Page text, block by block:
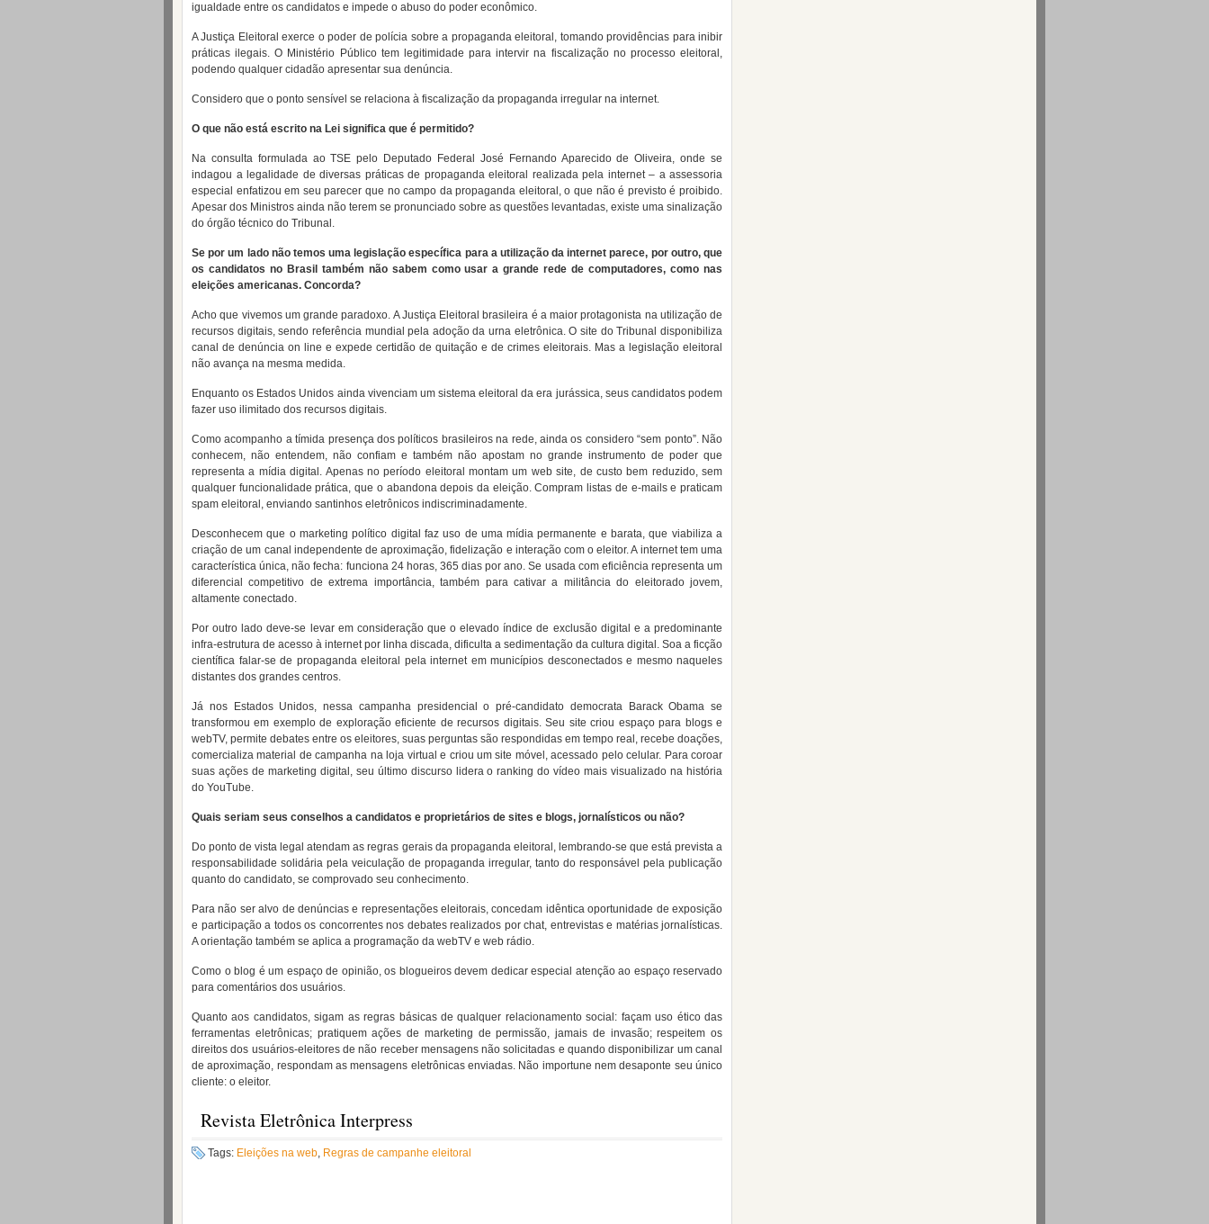
igualdade entre os candidatos e impede o abuso do poder econômico.
A Justiça Eleitoral exerce o poder de polícia sobre a propaganda eleitoral, tomando providências para inibir
práticas ilegais. O Ministério Público tem legitimidade para intervir na fiscalização no processo eleitoral,
podendo qualquer cidadão apresentar sua denúncia.
Considero que o ponto sensível se relaciona à fiscalização da propaganda irregular na internet.
O que não está escrito na Lei significa que é permitido?
Na consulta formulada ao TSE pelo Deputado Federal José Fernando Aparecido de Oliveira, onde se
indagou a legalidade de diversas práticas de propaganda eleitoral realizada pela internet – a assessoria
especial enfatizou em seu parecer que no campo da propaganda eleitoral, o que não é previsto é proibido.
Apesar dos Ministros ainda não terem se pronunciado sobre as questões levantadas, existe uma sinalização
do órgão técnico do Tribunal.
Se por um lado não temos uma legislação específica para a utilização da internet parece, por outro, que
os candidatos no Brasil também não sabem como usar a grande rede de computadores, como nas
eleições americanas. Concorda?
Acho que vivemos um grande paradoxo. A Justiça Eleitoral brasileira é a maior protagonista na utilização de
recursos digitais, sendo referência mundial pela adoção da urna eletrônica. O site do Tribunal disponibiliza
canal de denúncia on line e expede certidão de quitação e de crimes eleitorais. Mas a legislação eleitoral
não avança na mesma medida.
Enquanto os Estados Unidos ainda vivenciam um sistema eleitoral da era jurássica, seus candidatos podem
fazer uso ilimitado dos recursos digitais.
Como acompanho a tímida presença dos políticos brasileiros na rede, ainda os considero “sem ponto”. Não
conhecem, não entendem, não confiam e também não apostam no grande instrumento de poder que
representa a mídia digital. Apenas no período eleitoral montam um web site, de custo bem reduzido, sem
qualquer funcionalidade prática, que o abandona depois da eleição. Compram listas de e-mails e praticam
spam eleitoral, enviando santinhos eletrônicos indiscriminadamente.
Desconhecem que o marketing político digital faz uso de uma mídia permanente e barata, que viabiliza a
criação de um canal independente de aproximação, fidelização e interação com o eleitor. A internet tem uma
característica única, não fecha: funciona 24 horas, 365 dias por ano. Se usada com eficiência representa um
diferencial competitivo de extrema importância, também para cativar a militância do eleitorado jovem,
altamente conectado.
Por outro lado deve-se levar em consideração que o elevado índice de exclusão digital e a predominante
infra-estrutura de acesso à internet por linha discada, dificulta a sedimentação da cultura digital. Soa a ficção
científica falar-se de propaganda eleitoral pela internet em municípios desconectados e mesmo naqueles
distantes dos grandes centros.
Já nos Estados Unidos, nessa campanha presidencial o pré-candidato democrata Barack Obama se
transformou em exemplo de exploração eficiente de recursos digitais. Seu site criou espaço para blogs e
webTV, permite debates entre os eleitores, suas perguntas são respondidas em tempo real, recebe doações,
comercializa material de campanha na loja virtual e criou um site móvel, acessado pelo celular. Para coroar
suas ações de marketing digital, seu último discurso lidera o ranking do vídeo mais visualizado na história
do YouTube.
Quais seriam seus conselhos a candidatos e proprietários de sites e blogs, jornalísticos ou não?
Do ponto de vista legal atendam as regras gerais da propaganda eleitoral, lembrando-se que está prevista a
responsabilidade solidária pela veiculação de propaganda irregular, tanto do responsável pela publicação
quanto do candidato, se comprovado seu conhecimento.
Para não ser alvo de denúncias e representações eleitorais, concedam idêntica oportunidade de exposição
e participação a todos os concorrentes nos debates realizados por chat, entrevistas e matérias jornalísticas.
A orientação também se aplica a programação da webTV e web rádio.
Como o blog é um espaço de opinião, os blogueiros devem dedicar especial atenção ao espaço reservado
para comentários dos usuários.
Quanto aos candidatos, sigam as regras básicas de qualquer relacionamento social: façam uso ético das
ferramentas eletrônicas; pratiquem ações de marketing de permissão, jamais de invasão; respeitem os
direitos dos usuários-eleitores de não receber mensagens não solicitadas e quando disponibilizar um canal
de aproximação, respondam as mensagens eletrônicas enviadas. Não importune nem desaponte seu único
cliente: o eleitor.
Revista Eletrônica Interpress
Tags: Eleições na web, Regras de campanhe eleitoral